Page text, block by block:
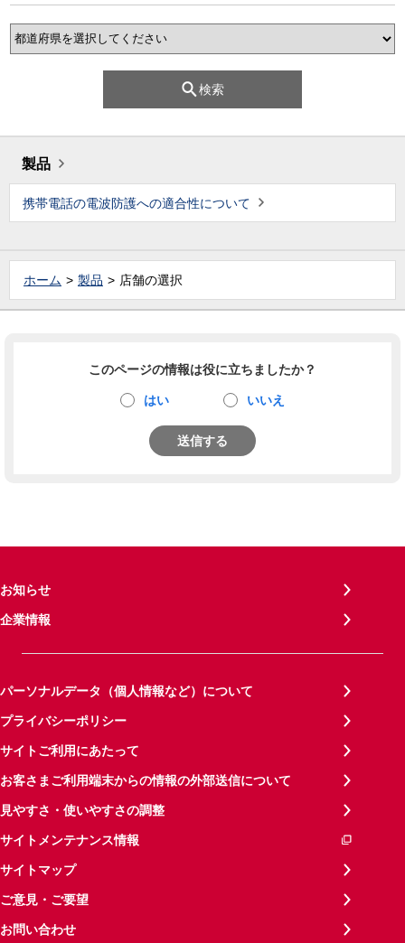
検索
製品
携帯電話の電波防護への適合性について
ホーム 製品 店舗の選択
このページの情報は役に立ちましたか？
はい いいえ
送信する
お知らせ
企業情報
パーソナルデータ（個人情報など）について
プライバシーポリシー
サイトご利用にあたって
お客さまご利用端末からの情報の外部送信について
見やすさ・使いやすさの調整
サイトメンテナンス情報
サイトマップ
ご意見・ご要望
お問い合わせ